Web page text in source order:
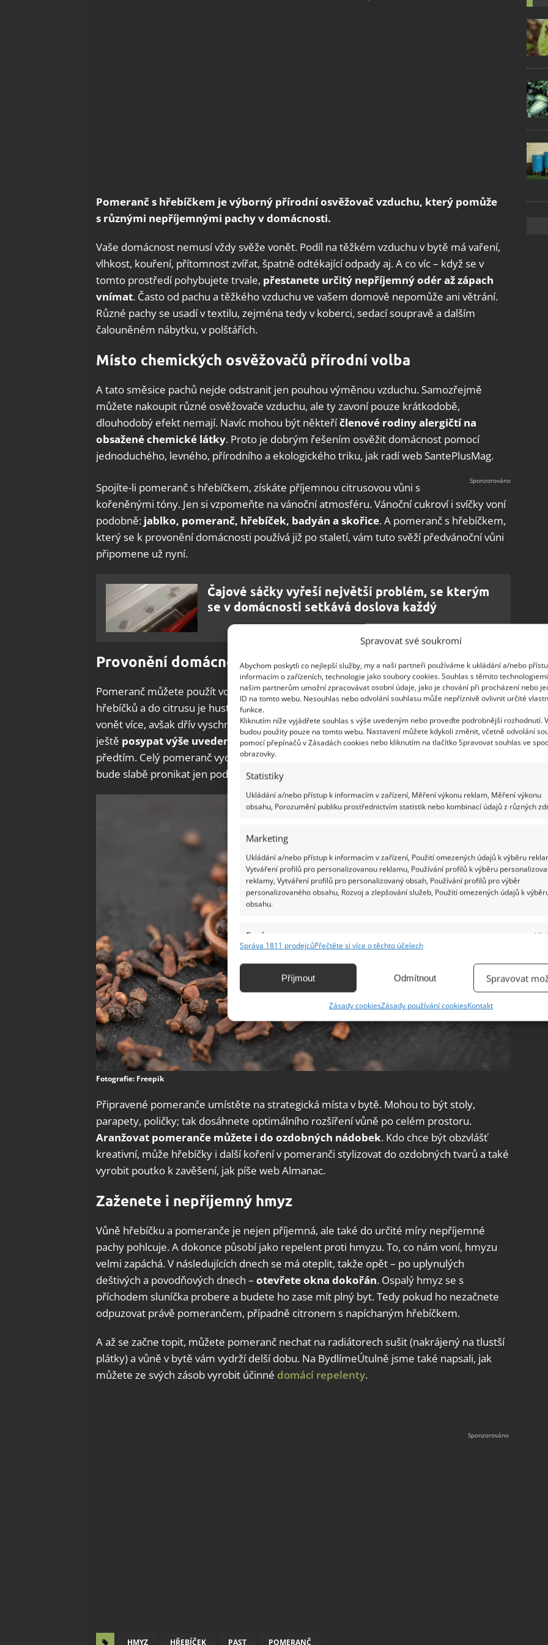
Spravovat své soukromí
Abychom poskytli co nejlepší služby, my a naši partneři používáme k ukládání a/nebo
informacím o zařízeních, technologie jako soubory cookies. Souhlas s těmito
našim partnerům umožní zpracovávat osobní údaje, jako je chování při procházení nebo
ID na tomto webu. Nesouhlas nebo odvolání souhlasu může nepříznivě ovlivnit určité
funkce.
Kliknutím níže vyjádřete souhlas s výše uvedeným nebo proveďte podrobnější rozhodnutí.
budou použity pouze na tomto webu. Nastavení můžete kdykoli změnit, včetně odvolání
pomocí přepínačů v Zásadách cookies nebo kliknutím na tlačítko Spravovat souhlas ve
obrazovky.
Statistiky
Ukládání a/nebo přístup k informacím v zařízení, Měření výkonu reklam, Měření výkonu
obsahu, Porozumění publiku prostřednictvím statistik nebo kombinací údajů z různých
Marketing
Ukládání a/nebo přístup k informacím v zařízení, Použití omezených údajů k výběru
Vytváření profilů pro personalizovanou reklamu, Používání profilů k výběru
reklamy, Vytváření profilů pro personalizovaný obsah, Používání profilů pro výběr
personalizovaného obsahu, Rozvoj a zlepšování služeb, Použití omezených údajů k
obsahu.
Funkce
Identifikace zařízení na základě automaticky přenášených informací.
základě aktivně vyžádaných informací.
Zajištění bezpečnosti, předcházení a zjišťování podvodů a
odstraňování chyb, Poskytování a zobrazování reklamy a obsahu,
Ukládání a sdělování voleb ochrany osobních údajů.
Správa 1811 prodejcůPřečtěte si více o těchto účelech
Příjmout Odmítnout Spravovat
Zásady cookiesZásady používání cookiesKontakt
Pomeranč s hřebíčkem je výborný přírodní osvěžovač vzduchu, který pomůže
s různými nepříjemnými pachy v domácnosti.
Vaše domácnost nemusí vždy svěže vonět. Podíl na těžkém vzduchu v bytě má vaření,
vlhkost, kouření, přítomnost zvířat, špatně odtékající odpady aj. A co víc – když se v
tomto prostředí pohybujete trvale, přestanete určitý nepříjemný odér až zápach
vnímat. Často od pachu a těžkého vzduchu ve vašem domově nepomůže ani větrání.
Různé pachy se usadí v textilu, zejména tedy v koberci, sedací soupravě a dalším
čalouněném nábytku, v polštářích.
Místo chemických osvěžovačů přírodní volba
A tato směsice pachů nejde odstranit jen pouhou výměnou vzduchu. Samozřejmě
můžete nakoupit různé osvěžovače vzduchu, ale ty zavoní pouze krátkodobě,
dlouhodobý efekt nemají. Navíc mohou být někteříčlenové rodiny alergičtí na
obsažené chemické látky. Proto je dobrým řešením osvěžit domácnost pomocí
jednoduchého, levného, přírodního a ekologického triku, jak radí web SantePlusMag.
Spojíte-li pomeranč s hřebíčkem, získáte příjemnou citrusovou vůni s
kořeněnými tóny. Jen si vzpomeňte na vánoční atmosféru. Vánoční cukroví i svíčky voní
podobně: jablko, pomeranč, hřebíček, badyán a skořice. A pomeranč s hřebíčkem,
který se k provonění domácnosti používá již po staletí, vám tuto svěží předvánoční vůni
připomene už nyní.
Čajové sáčky vyřeší největší problém, se kterým
se v domácnosti setkává doslova každý
Provonění domácnosti pomerančem a hřebíčkem
Pomeranč můžete použít vcelku, anebo ho překrojit na poloviny. Pak vezměte spoustu
hřebíčků a do citrusu je hustě zapíchejte. Osvěžovač z překrojeného pomeranče bude
vonět více, avšak dřív vyschne a vůně se postupně ztratí. Řeznou plochu však můžete
ještě posypat výše uvedeným mletým vánočním kořením, váš byt zavoní jako nikdy
předtím. Celý pomeranč vydrží déle, ale vůně bude jen jemná, neboť citrusové aroma
bude slabě pronikat jen podél zapíchaných hřebíčků.
Fotografie: Freepik
Připravené pomeranče umístěte na strategická místa v bytě. Mohou to být stoly,
parapety, poličky; tak dosáhnete optimálního rozšíření vůně po celém prostoru.
Aranžovat pomeranče můžete i do ozdobných nádobek. Kdo chce být obzvlášť
kreativní, může hřebíčky i další koření v pomeranči stylizovat do ozdobných tvarů a také
vyrobit poutko k zavěšení, jak píše web Almanac.
Zaženete i nepříjemný hmyz
Vůně hřebíčku a pomeranče je nejen příjemná, ale také do určité míry nepříjemné
pachy pohlcuje. A dokonce působí jako repelent proti hmyzu. To, co nám voní, hmyzu
velmi zapáchá. V následujících dnech se má oteplit, takže opět – po uplynulých
deštivých a povodňových dnech – otevřete okna dokořán. Ospalý hmyz se s
příchodem sluníčka probere a budete ho zase mít plný byt. Tedy pokud ho nezačnete
odpuzovat právě pomerančem, případně citronem s napíchaným hřebíčkem.
A až se začne topit, můžete pomeranč nechat na radiátorech sušit (nakrájený na tlustší
plátky) a vůně v bytě vám vydrží delší dobu. Na BydlímeÚtulně jsme také napsali, jak
můžete ze svých zásob vyrobit účinné domácí repelenty.
HMYZ HŘEBÍČEK PAST POMERANČ